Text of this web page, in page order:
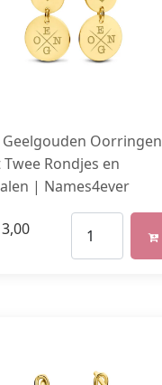
Geelgouden Oorringen
Rondjes en
| Names4ever